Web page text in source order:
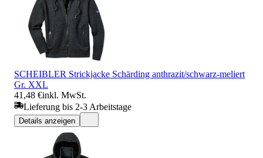
SCHEIBLER Strickjacke Schärding anthrazit/schwarz-meliert
Gr. XXL
41,48 €inkl. MwSt.
Lieferung bis 2-3 Arbeitstage
Details anzeigen